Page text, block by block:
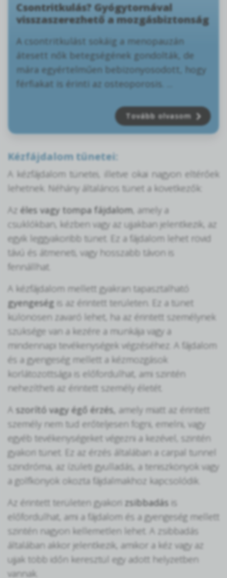
Csontritkulás? Gyógytornával
visszaszerezhető a mozgásbiztonság
A csontritkulást sokáig a menopauzán
átesett nők betegségének gondolták, de
mára egyértelműen bebizonyosodott, hogy
férfiakat is érinti az osteoporosis. ...
Tovább olvasom
Kézfájdalom tünetei:
A kézfájdalom tünetei, illetve okai nagyon eltérőek
lehetnek. Néhány általános tünet a következők:
Az éles vagy tompa fájdalom, amely a
csuklókban, kézben vagy az ujjakban jelentkezik, az
egyik leggyakoribb tünet. Ez a fájdalom lehet rövid
távú és átmeneti, vagy hosszabb távon is
fennállhat.
A kézfájdalom mellett gyakran tapasztalható
gyengeség is az érintett területen. Ez a tünet
különösen zavaró lehet, ha az érintett személynek
szüksége van a kezére a munkája vagy a
mindennapi tevékenységek végzéséhez. A fájdalom
és a gyengeség mellett a kézmozgások
korlátozottsága is előfordulhat, ami szintén
nehezítheti az érintett személy életét.
A szorító vagy égő érzés, amely miatt az érintett
személy nem tud erőteljesen fogni, emelni, vagy
egyéb tevékenységeket végezni a kezével, szintén
gyakori tünet. Ez az érzés általában a carpal tunnel
szindróma, az ízületi gyulladás, a teniszkönyök vagy
a golfkönyök okozta fájdalmakhoz kapcsolódik.
Az érintett területen gyakori zsibbadás is
előfordulhat, ami a fájdalom és a gyengeség mellett
szintén nagyon kellemetlen lehet. A zsibbadás
általában akkor jelentkezik, amikor a kéz vagy az
ujjak több időn keresztül egy adott helyzetben
vannak.